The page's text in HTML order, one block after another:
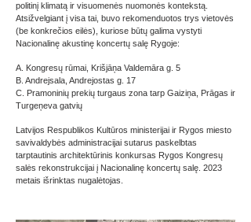
politinį klimatą ir visuomenės nuomonės kontekstą.
Atsižvelgiant į visa tai, buvo rekomenduotos trys vietovės
(be konkrečios eilės), kuriose būtų galima vystyti
Nacionalinę akustinę koncertų salę Rygoje:
A. Kongresų rūmai, Krišjāņa Valdemāra g. 5
B. Andrejsala, Andrejostas g. 17
C. Pramoninių prekių turgaus zona tarp Gaiziņa, Prāgas ir
Turgeņeva gatvių
Latvijos Respublikos Kultūros ministerijai ir Rygos miesto
savivaldybės administracijai sutarus paskelbtas
tarptautinis architektūrinis konkursas Rygos Kongresų
salės rekonstrukcijai į Nacionalinę koncertų salę. 2023
metais išrinktas nugalėtojas.